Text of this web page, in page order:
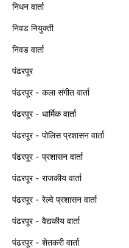
निधन वार्ता
निवड नियुक्ती
निवड वार्ता
पंढरपूर
पंढरपूर - कला संगीत वार्ता
पंढरपूर - धार्मिक वार्ता
पंढरपूर - पोलिस प्रशासन वार्ता
पंढरपूर - प्रशासन वार्ता
पंढरपूर - राजकीय वार्ता
पंढरपूर - रेल्वे प्रशासन वार्ता
पंढरपूर - वैद्यकीय वार्ता
पंढरपूर - शेतकरी वार्ता